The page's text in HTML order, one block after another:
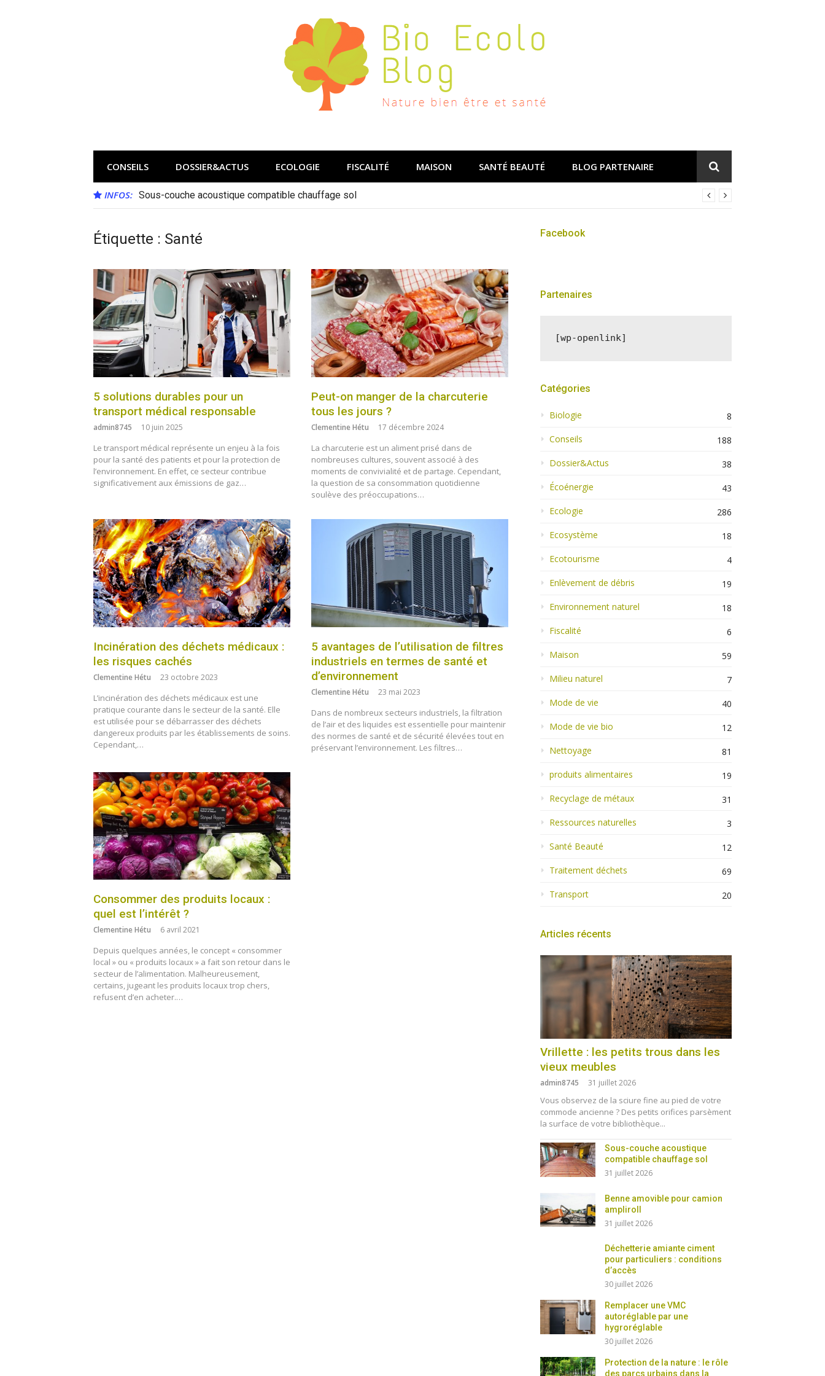
CONSEILS DOSSIER&ACTUS ECOLOGIE FISCALITÉ MAISON SANTÉ BEAUTÉ BLOG PARTENAIRE
INFOS: Sous-couche acoustique compatible chauffage sol
Benne amovible pour camion ampliroll
Étiquette : Santé
5 solutions durables pour un
transport médical responsable
admin8745 10 juin 2025
Le transport médical représente un enjeu à la fois
pour la santé des patients et pour la protection de
l’environnement. En effet, ce secteur contribue
significativement aux émissions de gaz…
Peut-on manger de la charcuterie
tous les jours ?
Clementine Hétu 17 décembre 2024
La charcuterie est un aliment prisé dans de
nombreuses cultures, souvent associé à des
moments de convivialité et de partage. Cependant,
la question de sa consommation quotidienne
soulève des préoccupations…
Incinération des déchets médicaux :
les risques cachés
Clementine Hétu 23 octobre 2023
L’incinération des déchets médicaux est une
pratique courante dans le secteur de la santé. Elle
est utilisée pour se débarrasser des déchets
dangereux produits par les établissements de soins.
Cependant,…
5 avantages de l’utilisation de filtres
industriels en termes de santé et
d’environnement
Clementine Hétu 23 mai 2023
Dans de nombreux secteurs industriels, la filtration
de l’air et des liquides est essentielle pour maintenir
des normes de santé et de sécurité élevées tout en
préservant l’environnement. Les filtres…
Consommer des produits locaux :
quel est l’intérêt ?
Clementine Hétu 6 avril 2021
Depuis quelques années, le concept « consommer
local » ou « produits locaux » a fait son retour dans le
secteur de l’alimentation. Malheureusement,
certains, jugeant les produits locaux trop chers,
refusent d’en acheter.…
Facebook
Partenaires
[wp-openlink]
Catégories
Biologie
8
Conseils
188
Dossier&Actus
38
Écoénergie
43
Ecologie
286
Ecosystème
18
Ecotourisme
4
Enlèvement de débris
19
Environnement naturel
18
Fiscalité
6
Maison
59
Milieu naturel
7
Mode de vie
40
Mode de vie bio
12
Nettoyage
81
produits alimentaires
19
Recyclage de métaux
31
Ressources naturelles
3
Santé Beauté
12
Traitement déchets
69
Transport
20
Articles récents
Vrillette : les petits trous dans les
vieux meubles
admin8745 31 juillet 2026
Vous observez de la sciure fine au pied de votre
commode ancienne ? Des petits orifices parsèment
la surface de votre bibliothèque...
Sous-couche acoustique
compatible chauffage sol
31 juillet 2026
Benne amovible pour camion
ampliroll
31 juillet 2026
Déchetterie amiante ciment
pour particuliers : conditions
d’accès
30 juillet 2026
Remplacer une VMC
autoréglable par une
hygroréglable
30 juillet 2026
Protection de la nature : le rôle
des parcs urbains dans la